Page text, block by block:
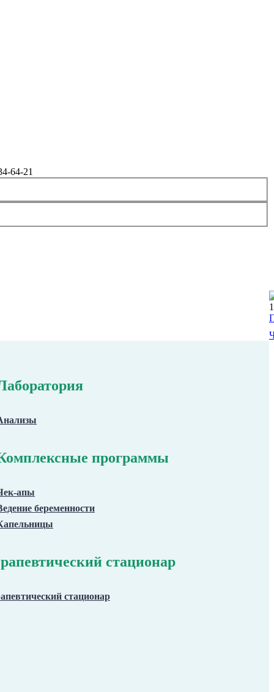
64-21
программы
апы
беременности
стационар
стационар